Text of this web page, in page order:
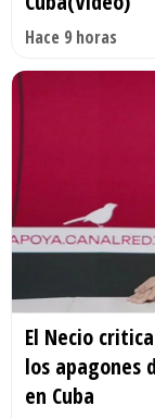
Hace 9 horas
El Necio
los apagones
en Cuba